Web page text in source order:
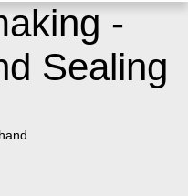
-
Sealing